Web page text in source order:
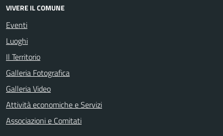
VIVERE IL COMUNE
Eventi
Luoghi
Il Territorio
Galleria Fotografica
Galleria Video
Attività economiche e Servizi
Associazioni e Comitati